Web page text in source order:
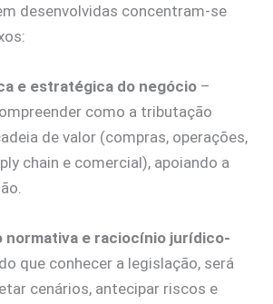
desenvolvidas concentram-se
e estratégica do negócio –
como a tributação
de valor (compras, operações,
chain e comercial), apoiando a
normativa e raciocínio jurídico-
que conhecer a legislação, será
cenários, antecipar riscos e